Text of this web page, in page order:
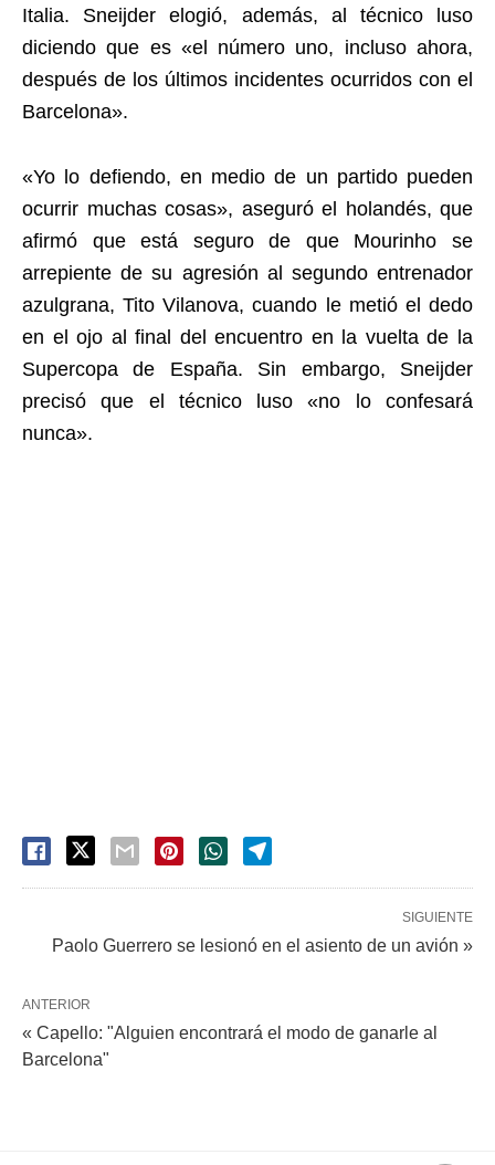
Italia. Sneijder elogió, además, al técnico luso
diciendo que es «el número uno, incluso ahora,
después de los últimos incidentes ocurridos con el
Barcelona».
«Yo lo defiendo, en medio de un partido pueden
ocurrir muchas cosas», aseguró el holandés, que
afirmó que está seguro de que Mourinho se
arrepiente de su agresión al segundo entrenador
azulgrana, Tito Vilanova, cuando le metió el dedo
en el ojo al final del encuentro en la vuelta de la
Supercopa de España. Sin embargo, Sneijder
precisó que el técnico luso «no lo confesará
nunca».
SIGUIENTE
Paolo Guerrero se lesionó en el asiento de un avión »
ANTERIOR
« Capello: "Alguien encontrará el modo de ganarle al
Barcelona"